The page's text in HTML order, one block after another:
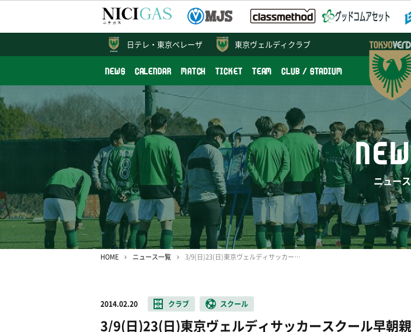
東京ヴェルディクラブ
NEWS CALENDAR MATCH TICKET TEAM CLUB / STADIUM
日テレ・ 東京ベレーザ
ニュース
HOME ニュース一覧 3/9(日)23(日)東京ヴェルディサッカースクール早朝親子サッカー開催のお知らせ
2014.02.20 クラブ スクール
3/9(日)23(日)東京ヴェルディサッカースクール早朝